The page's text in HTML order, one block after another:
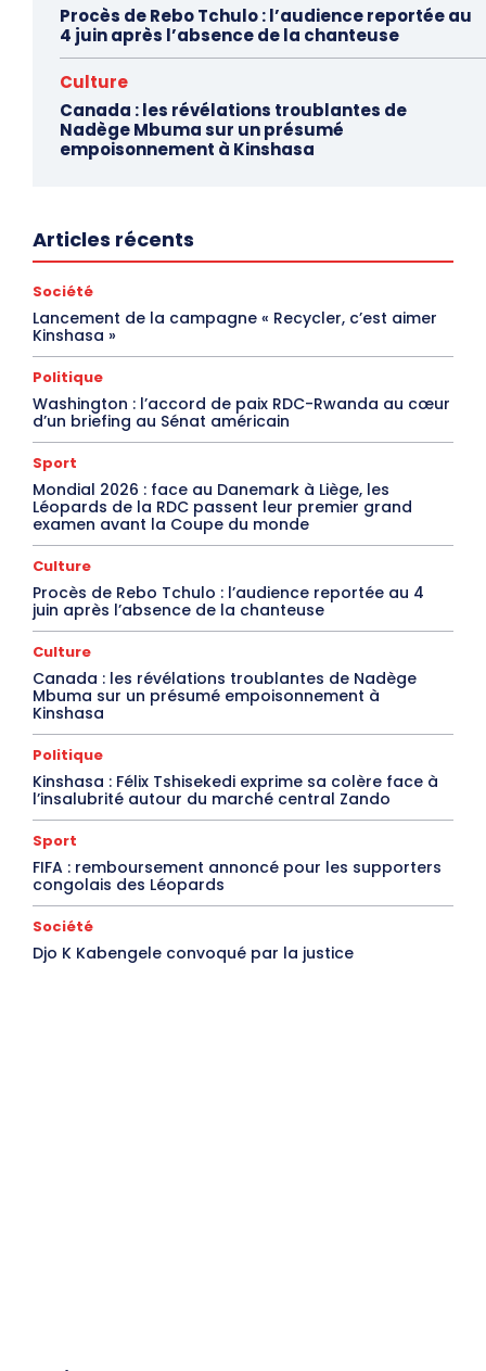
Procès de Rebo Tchulo : l’audience reportée au
4 juin après l’absence de la chanteuse
Culture
Canada : les révélations troublantes de
Nadège Mbuma sur un présumé
empoisonnement à Kinshasa
Articles récents
Société
Lancement de la campagne « Recycler, c’est aimer
Kinshasa »
Politique
Washington : l’accord de paix RDC-Rwanda au cœur
d’un briefing au Sénat américain
Sport
Mondial 2026 : face au Danemark à Liège, les
Léopards de la RDC passent leur premier grand
examen avant la Coupe du monde
Culture
Procès de Rebo Tchulo : l’audience reportée au 4
juin après l’absence de la chanteuse
Culture
Canada : les révélations troublantes de Nadège
Mbuma sur un présumé empoisonnement à
Kinshasa
Politique
Kinshasa : Félix Tshisekedi exprime sa colère face à
l’insalubrité autour du marché central Zando
Sport
FIFA : remboursement annoncé pour les supporters
congolais des Léopards
Société
Djo K Kabengele convoqué par la justice